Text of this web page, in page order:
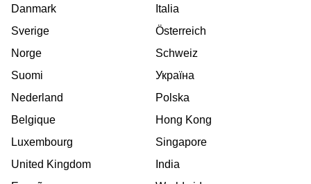
Danmark
Sverige
Norge
Suomi
Nederland
Belgique
Luxembourg
United Kingdom
Italia
Österreich
Schweiz
Україна
Polska
Hong Kong
Singapore
India